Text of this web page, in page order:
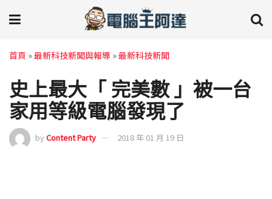
首頁 »最新科技新聞與報導 »最新科技新聞
史上最大「 完美數 」被一台
家用等級電腦發現了
byContent Party 2018 年 01 月 19 日